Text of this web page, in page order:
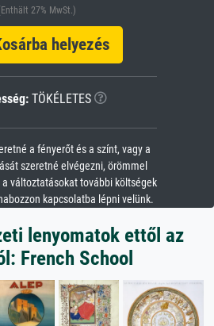
27% MwSt.)
helyezés
TÖKÉLETES
a fényerőt és a színt, vagy a
szeretné elvégezni, örömmel
változtatásokat további költségek
kapcsolatba lépni velünk.
lenyomatok ettől az
French School